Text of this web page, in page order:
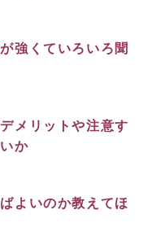
強くていろいろ聞
メリットや注意す
か
よいのか教えてほ